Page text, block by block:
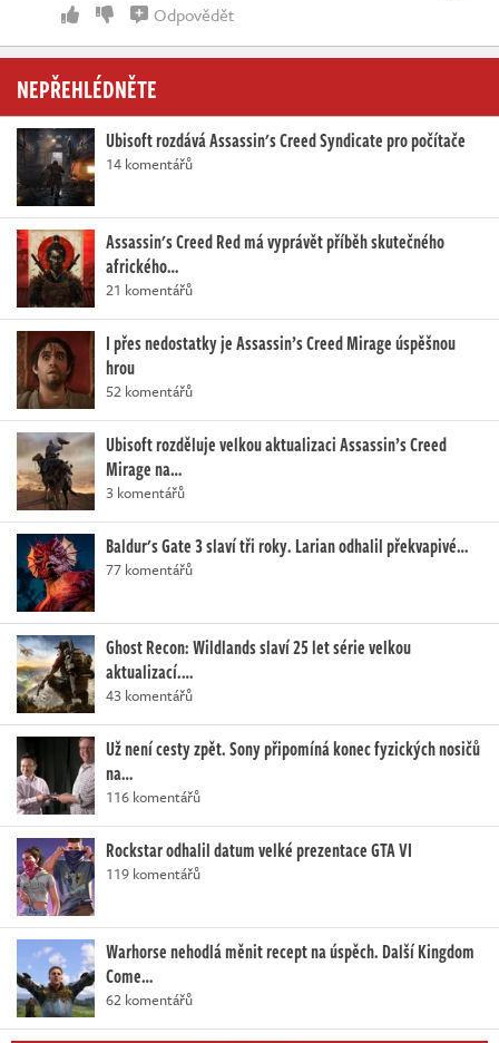
Odpovědět
NEPŘEHLÉDNĚTE
Ubisoft rozdává Assassin's Creed Syndicate pro počítače
14 komentářů
Assassin's Creed Red má vyprávět příběh skutečného
afrického…
21 komentářů
I přes nedostatky je Assassin’s Creed Mirage úspěšnou
hrou
52 komentářů
Ubisoft rozděluje velkou aktualizaci Assassin’s Creed
Mirage na…
3 komentářů
Baldur's Gate 3 slaví tři roky. Larian odhalil překvapivé…
77 komentářů
Ghost Recon: Wildlands slaví 25 let série velkou
aktualizací.…
43 komentářů
Už není cesty zpět. Sony připomíná konec fyzických nosičů
na…
116 komentářů
Rockstar odhalil datum velké prezentace GTA VI
119 komentářů
Warhorse nehodlá měnit recept na úspěch. Další Kingdom
Come…
62 komentářů